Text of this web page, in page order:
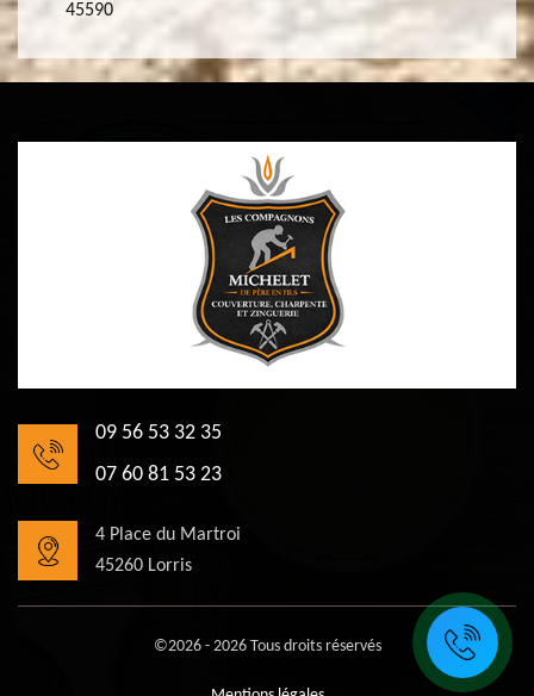
45590
09 56 53 32 35
07 60 81 53 23
4 Place du Martroi
45260 Lorris
©2026 - 2026 Tous droits réservés